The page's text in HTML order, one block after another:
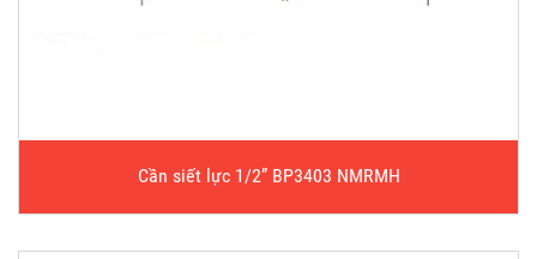
Cần siết lực 1/2” BP3403 NMRMH